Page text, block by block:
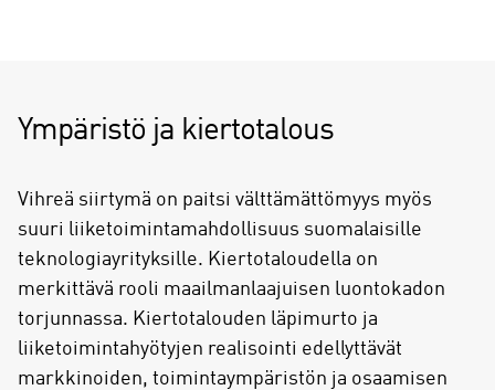
Ympäristö ja kiertotalous
Vihreä siirtymä on paitsi välttämättömyys myös
suuri liiketoimintamahdollisuus suomalaisille
teknologiayrityksille. Kiertotaloudella on
merkittävä rooli maailmanlaajuisen luontokadon
torjunnassa. Kiertotalouden läpimurto ja
liiketoimintahyötyjen realisointi edellyttävät
markkinoiden, toimintaympäristön ja osaamisen